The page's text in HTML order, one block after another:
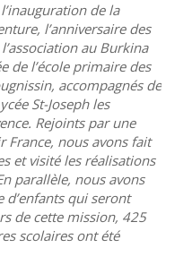
de la
l’anniversaire des
au Burkina
de l’école primaire des
accompagnés de
St-Joseph les
Rejoints par une
France, nous avons fait
et visité les réalisations
parallèle, nous avons
d’enfants qui seront
de cette mission, 425
scolaires ont été